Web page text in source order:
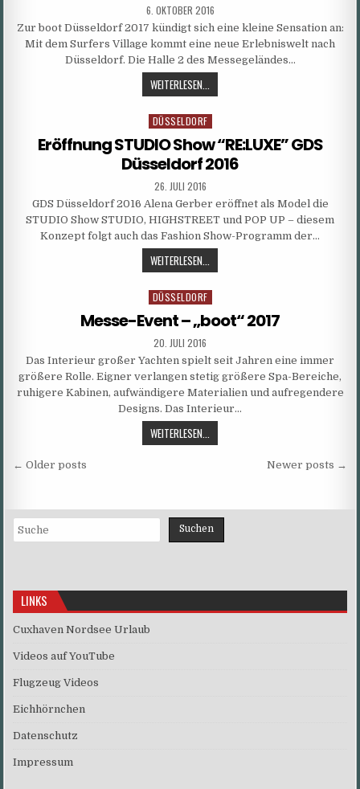
PUBLISHED
DATE:
6. OKTOBER 2016
Zur boot Düsseldorf 2017 kündigt sich eine kleine Sensation an:
Mit dem Surfers Village kommt eine neue Erlebniswelt nach
Düsseldorf. Die Halle 2 des Messegeländes…
WEITERLESEN...
AUF
DER
DÜSSELDORFER
BOOT
2017
Posted
in
DÜSSELDORF
Eröffnung STUDIO Show “RE:LUXE” GDS
Düsseldorf 2016
PUBLISHED
DATE:
26. JULI 2016
GDS Düsseldorf 2016 Alena Gerber eröffnet als Model die
STUDIO Show STUDIO, HIGHSTREET und POP UP – diesem
Konzept folgt auch das Fashion Show-Programm der…
WEITERLESEN...
STUDIO
SHOW
“RE:LUXE”
GDS
2016
Posted
DÜSSELDORF
Messe-Event – „boot“ 2017
PUBLISHED
DATE:
20. JULI 2016
Das Interieur großer Yachten spielt seit Jahren eine immer
größere Rolle. Eigner verlangen stetig größere Spa-Bereiche,
ruhigere Kabinen, aufwändigere Materialien und aufregendere
Designs. Das Interieur…
WEITERLESEN...
EVENT
Beitragsnavigation
← Older posts Newer posts →
Suchen Suchen
LINKS
Cuxhaven Nordsee Urlaub
Videos auf YouTube
Flugzeug Videos
Eichhörnchen
Datenschutz
Impressum